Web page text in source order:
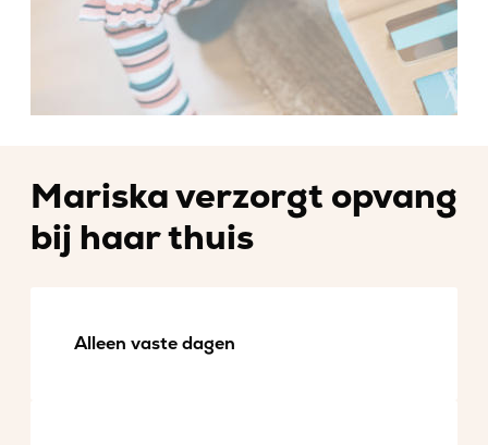
Mariska verzorgt opvang
bij haar thuis
Alleen vaste dagen